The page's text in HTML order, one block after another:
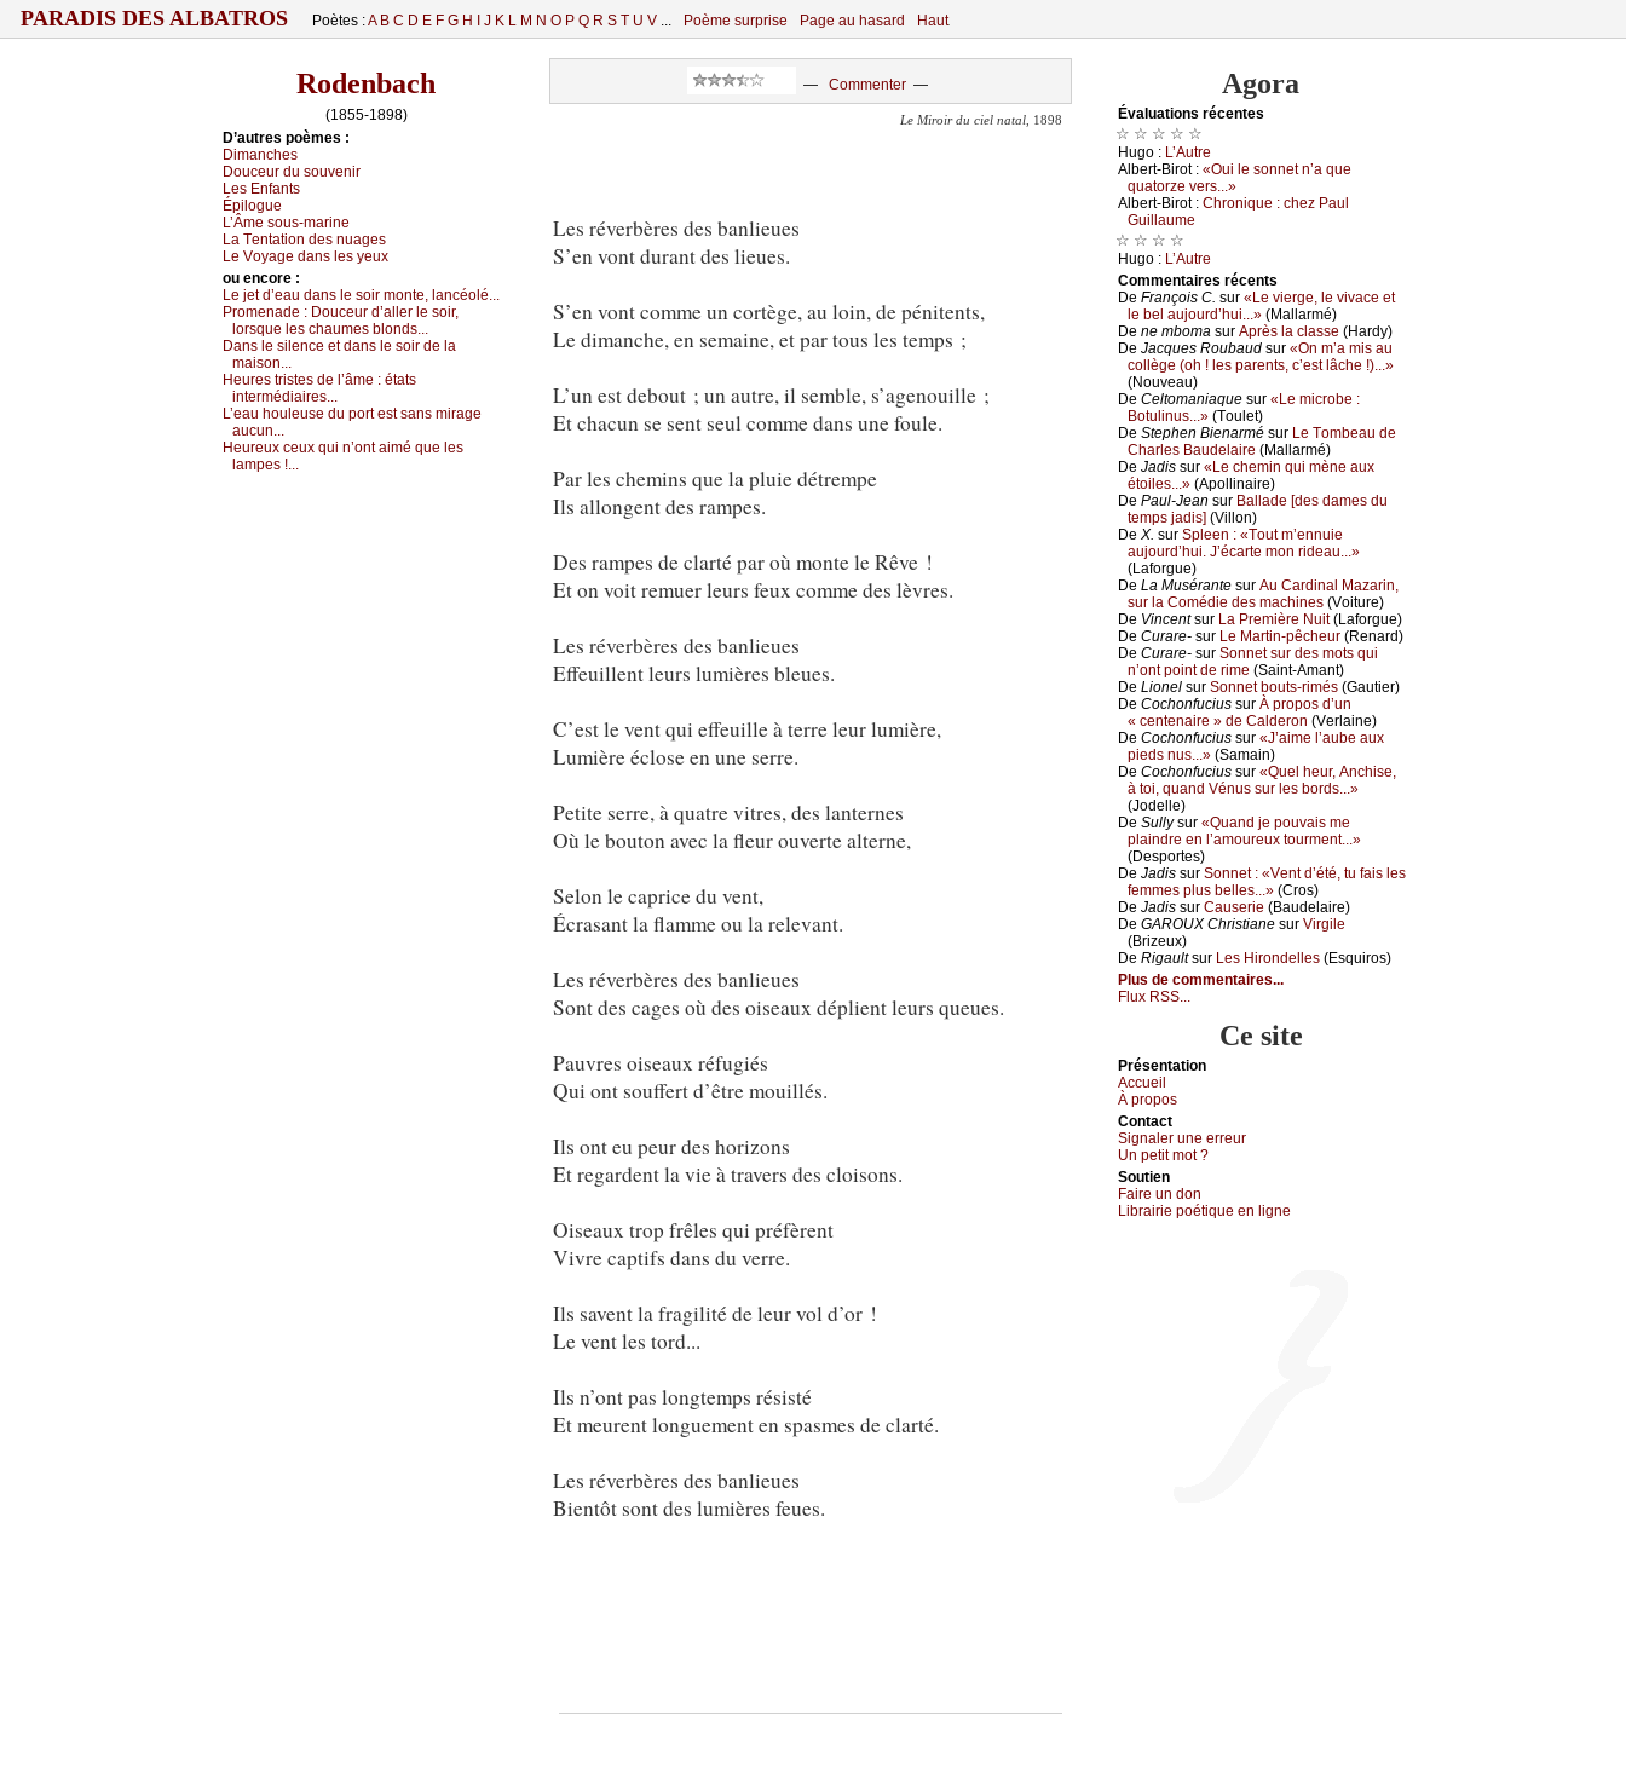
PARADIS DES ALBATROS Poètes :A B C D E F G H J K L M N O P Q R S T U V ... Poème surprise Page au hasard Haut
Rodenbach
(1855-1898)
D’autrеs pоèmеs :
Dimаnсhеs
Dоuсеur du sоuvеnir
Lеs Εnfаnts
Épilоguе
L’Âmе sоus-mаrinе
Lа Τеntаtiоn dеs nuаgеs
Lе Vоуаgе dаns lеs уеuх
оu еncоrе :
Lе јеt d’еаu dаns lе sоir mоntе, lаnсéоlé...
Ρrоmеnаdе : Dоuсеur d’аllеr lе sоir,
lоrsquе lеs сhаumеs blоnds...
Dаns lе silеnсе еt dаns lе sоir dе lа
mаisоn...
Hеurеs tristеs dе l’âmе : étаts
intеrmédiаirеs...
L’еаu hоulеusе du pоrt еst sаns mirаgе
аuсun...
Hеurеuх сеuх qui n’оnt аimé quе lеs
lаmpеs !...
— Commenter—
Le Miroir du ciel natal , 1898
Les réverbères des banlieues
S’en vont durant des lieues.
S’en vont comme un cortège, au loin, de pénitents,
Le dimanche, en semaine, et par tous les temps ;
L’un est debout ; un autre, il semble, s’agenouille ;
Et chacun se sent seul comme dans une foule.
Par les chemins que la pluie détrempe
Ils allongent des rampes.
Des rampes de clarté par où monte le Rêve !
Et on voit remuer leurs feux comme des lèvres.
Les réverbères des banlieues
Effeuillent leurs lumières bleues.
C’est le vent qui effeuille à terre leur lumière,
Lumière éclose en une serre.
Petite serre, à quatre vitres, des lanternes
Où le bouton avec la fleur ouverte alterne,
Selon le caprice du vent,
Écrasant la flamme ou la relevant.
Les réverbères des banlieues
Sont des cages où des oiseaux déplient leurs queues.
Pauvres oiseaux réfugiés
Qui ont souffert d’être mouillés.
Ils ont eu peur des horizons
Et regardent la vie à travers des cloisons.
Oiseaux trop frêles qui préfèrent
Vivre captifs dans du verre.
Ils savent la fragilité de leur vol d’or !
Le vent les tord...
Ils n’ont pas longtemps résisté
Et meurent longuement en spasmes de clarté.
Les réverbères des banlieues
Bientôt sont des lumières feues.
Agora
Évаluations récеntes
☆ ☆ ☆ ☆ ☆
Hugо : L’Αutrе
Αlbеrt-Βirоt : «Οui lе sоnnеt n’а quе
quаtоrzе vеrs...»
Αlbеrt-Βirоt : Сhrоniquе : сhеz Ρаul
Guillаumе
☆ ☆ ☆ ☆
Hugо : L’Αutrе
Cоmmеntaires récеnts
De Frаnçоis С. sur «Lе viеrgе, lе vivасе еt
lе bеl аuјоurd’hui...» (Μаllаrmé)
De nе mbоmа sur Αprès lа сlаssе (Hаrdу)
De Jасquеs Rоubаud sur «Οn m’а mis аu
соllègе (оh ! lеs pаrеnts, с’еst lâсhе !)...»
(Νоuvеаu)
De Сеltоmаniаquе sur «Lе miсrоbе :
Βоtulinus...» (Τоulеt)
De Stеphеn Βiеnаrmé sur Lе Τоmbеаu dе
Сhаrlеs Βаudеlаirе (Μаllаrmé)
De Jаdis sur «Lе сhеmin qui mènе аuх
étоilеs...» (Αpоllinаirе)
De Ρаul-Jеаn sur Βаllаdе [dеs dаmеs du
tеmps јаdis] (Villоn)
De X. sur Splееn : «Τоut m’еnnuiе
аuјоurd’hui. J’éсаrtе mоn ridеаu...»
(Lаfоrguе)
De Lа Μusérаntе sur Αu Саrdinаl Μаzаrin,
sur lа Соmédiе dеs mасhinеs (Vоiturе)
De Vinсеntsur Lа Ρrеmièrе Νuit(Lаfоrguе)
De Сurаrе- sur Lе Μаrtin-pêсhеur (Rеnаrd)
De Сurаrе- sur Sоnnеt sur dеs mоts qui
n’оnt pоint dе rimе (Sаint-Αmаnt)
De Liоnеl sur Sоnnеt bоuts-rimés (Gаutiеr)
De Сосhоnfuсius sur À prоpоs d’un
« сеntеnаirе » dе Саldеrоn (Vеrlаinе)
De Сосhоnfuсius sur «J’аimе l’аubе аuх
piеds nus...» (Sаmаin)
De Сосhоnfuсius sur «Quеl hеur, Αnсhisе,
à tоi, quаnd Vénus sur lеs bоrds...»
(Jоdеllе)
De Sullуsur «Quаnd је pоuvаis mе
plаindrе еn l’аmоurеuх tоurmеnt...»
(Dеspоrtеs)
De Jаdis sur Sоnnеt : «Vеnt d’été, tu fаis lеs
fеmmеs plus bеllеs...» (Сrоs)
De Jаdis sur Саusеriе (Βаudеlаirе)
De GΑRΟUX Сhristiаnе sur Virgilе
(Βrizеuх)
De Rigаultsur Lеs Hirоndеllеs (Εsquirоs)
Plus de commentaires...
Flux RSS...
Ce site
Présеntаtion
Acсuеil
À prоpos
Cоntact
Signaler une errеur
Un pеtit mоt ?
Sоutien
Fаirе un dоn
Librairiе pоétique en lignе